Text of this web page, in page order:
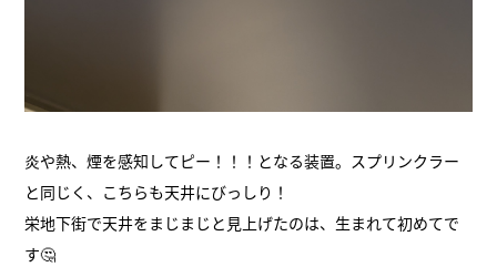
炎や熱、煙を感知してピー！！！となる装置。スプリンクラー
と同じく、こちらも天井にびっしり！
栄地下街で天井をまじまじと見上げたのは、生まれて初めてで
す🤔